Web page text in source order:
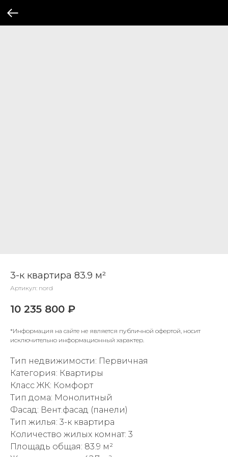
3-к квартира 83.9 м²
Артикул: nord
10 235 800 ₽
*Информация на сайте не является публичной офертой, носит
исключительно информационный характер.
Тип недвижимости: Первичная
Категория: Квартиры
Класс ЖК: Комфорт
Тип дома: Монолитный
Фасад: Вент.фасад (панели)
Тип жилья: 3-к квартира
Количество жилых комнат: 3
Площадь общая: 83.9 м²